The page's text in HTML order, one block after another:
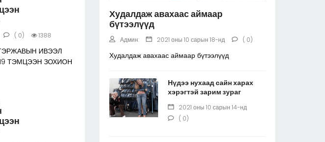
( 0) 1388
ИВЭЭЛ
ТЭМЦЭЭН ЗОХИОН
Худалдаж авахаас аймаар
бүтээлүүд
Админ: 2021 оны 10 сарын 18-нд ( 0)
Худалдаж авахаас аймаар бүтээлүүд
Нүдээ нухаад сайн харах
хэрэгтэй зарим зураг
2021 оны 10 сарын 14-нд
( 0)